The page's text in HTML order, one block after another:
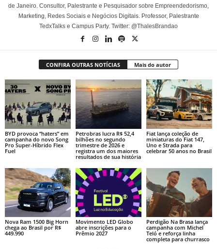
de Janeiro. Consultor, Palestrante e Pesquisador sobre Empreendedorismo,
Marketing, Redes Sociais e Negócios Digitais. Professor, Palestrante
TedxTalks e Campus Party. Twitter: @ThalesBrandao
CONFIRA OUTRAS NOTÍCIAS Mais do autor
BYD provoca “haters” em
campanha do novo Song
Pro Super-Híbrido Flex
Fuel
Petrobras lucra R$ 52,4
bilhões no segundo
trimestre de 2026 e
registra um dos maiores
resultados de sua história
Fiat lança coleção de
miniaturas do Fiat 147,
Uno e Strada para
celebrar 50 anos no Brasil
Nova Ram 1500 Big Horn
chega ao Brasil por R$
449.990
Movimento LED Globo
abre inscrições para o
Prêmio 2027
Perdigão Na Brasa lança
campanha com Michel
Teló e reforça linha
completa para churrasco